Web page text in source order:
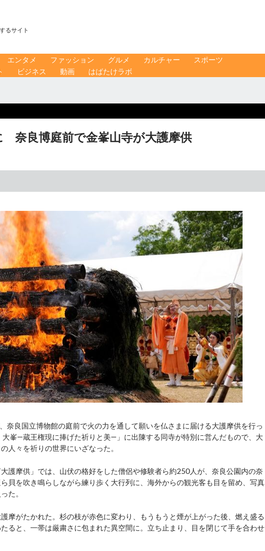
るサイト
エンタメ ファッション グルメ カルチャー
スポーツ
ビジネス 動画 はばたけラボ
奈良博庭前で金峯山寺が大護摩供
良国立博物館の庭前で火の力を通して願いを仏さまに届ける大護摩供を行っ
峯―蔵王権現に捧げた祈りと美―」に出陳する同寺が特別に営んだもので、大
人々を祈りの世界にいざなった。
護摩供」では、山伏の格好をした僧侶や修験者ら約250人が、奈良公園内の奈
貝を吹き鳴らしながら練り歩く大行列に、海外からの観光客も目を留め、写真
た。
摩がたかれた。杉の枝が赤色に変わり、もうもうと煙が上がった後、燃え盛る
ると、一帯は厳粛さに包まれた異空間に。立ち止まり、目を閉じて手を合わせ